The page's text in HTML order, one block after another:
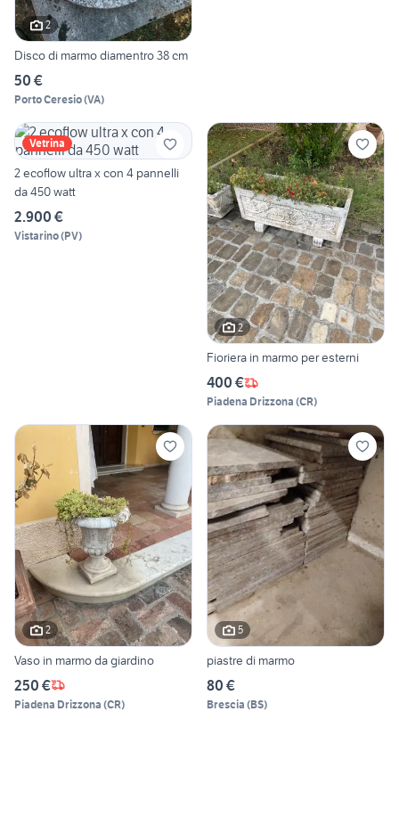
2
Disco di marmo diamentro 38 cm
50 €
Porto Ceresio(VA)
Vetrina
2 ecoflow ultra x con 4 pannelli
da 450 watt
2.900 €
Vistarino(PV)
2
Fioriera in marmo per esterni
400 €
Piadena Drizzona (CR)
2
Vaso in marmo da giardino
250 €
Piadena Drizzona (CR)
5
piastre di marmo
80 €
Brescia (BS)